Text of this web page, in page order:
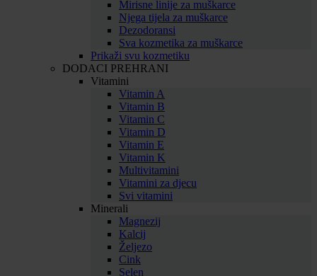
Mirisne linije za muškarce
Njega tijela za muškarce
Dezodoransi
Sva kozmetika za muškarce
Prikaži svu kozmetiku
DODACI PREHRANI
Vitamini
Vitamin A
Vitamin B
Vitamin C
Vitamin D
Vitamin E
Vitamin K
Multivitamini
Vitamini za djecu
Svi vitamini
Minerali
Magnezij
Kalcij
Željezo
Cink
Selen